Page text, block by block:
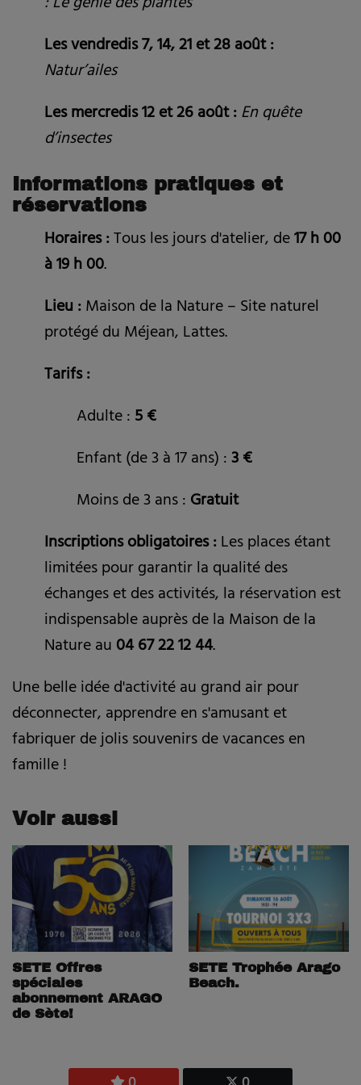
Les vendredis 7, 14, 21 et 28 août :
Natur’ailes
Les mercredis 12 et 26 août :En quête
d’insectes
Informations pratiques et
réservations
Horaires :Tous les jours d'atelier, de17 h 00
à 19 h 00.
Lieu :Maison de la Nature – Site naturel
protégé du Méjean, Lattes.
Tarifs :
Adulte :5 €
Enfant (de 3 à 17 ans) :3 €
Moins de 3 ans :Gratuit
Inscriptions obligatoires :Les places étant
limitées pour garantir la qualité des
échanges et des activités, la réservation est
indispensable auprès de la Maison de la
Nature au04 67 22 12 44.
Une belle idée d'activité au grand air pour
déconnecter, apprendre en s'amusant et
fabriquer de jolis souvenirs de vacances en
famille !
Voir aussi
SETE Offres
spéciales
abonnement ARAGO
de Sète!
SETE Trophée Arago
Beach.